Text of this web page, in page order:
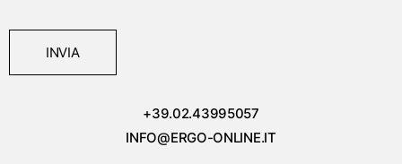
INVIA
+39.02.43995057
INFO@ERGO-ONLINE.IT